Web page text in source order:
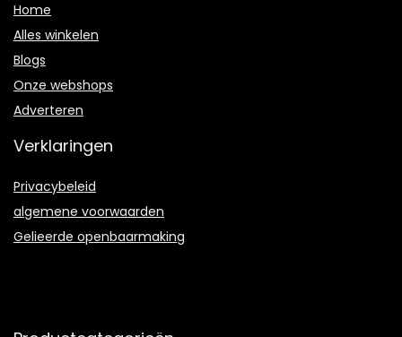
Home
Alles winkelen
Blogs
Onze webshops
Adverteren
Verklaringen
Privacybeleid
algemene voorwaarden
Gelieerde openbaarmaking